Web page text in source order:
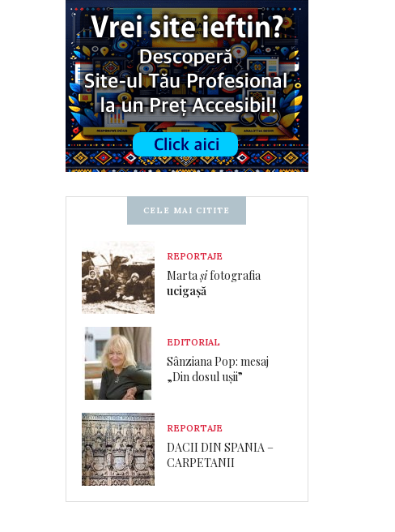
CELE MAI CITITE
REPORTAJE
Martașifotografia
ucigașă
EDITORIAL
Sânziana Pop: mesaj
„Din dosul ușii”
REPORTAJE
DACII DIN SPANIA –
CARPETANII